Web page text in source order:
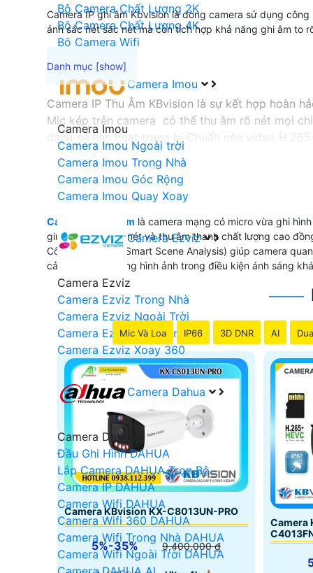
Bộ Camera Chất Lượng 2K
Bộ Camera Chất Lượng 4K
Bộ Camera Wifi
Camera Imou
Camera Imou
Camera Imou Ngoài trời
Camera Imou Trong Nhà
Camera Imou Góc Rộng
Camera Imou Quay Xoay
Camera Ezviz
Camera Ezviz
Camera Ezviz Trong Nhà
Camera Ezviz Ngoài Trời
Camera Ezviz Góc Rộng
Camera Ezviz Xoay 360
Camera Dahua
Camera Dahua
Đầu Ghi Hình DAHUA
Lắp Camera DAHUA Trọn Bộ
Camera IP DAHUA
Camera Wifi DAHUA
Camera Wifi 360 DAHUA
Camera Wifi Trong Nhà DAHUA
Camera Wifi Ngoài Trời DAHUA
Camera IP ghi âm Kbvision là dòng camera sử dụng
ảnh sắc nét sắc nét mà còn tích hợp khả năng ghi âm to
Camera IP Thu Âm KBvision là sự kết hợp hoàn
Mic kép trên camera có thể thu âm rõ nét mọi
dàng và linh hoạt trang bị Chuẩn nén video
sắc nét hơn bao giờ hết. Đây sẽ là lựa chọn lý
Camera IP Thu Âm là camera mạng có micro vừa ghi
giúp ghi hình sắc nét và thu âm thanh chất lượng cao
Công nghệ SSA (Smart Scene Analysis) giúp camera
cải thiện chất lượng hình ảnh trong điều kiện ánh sáng
Mic Và Loa IP66 3D DNR AI
Camera KBvision KX-C8013UN-PRO
5%-35% 9,400,000 ₫
Camera